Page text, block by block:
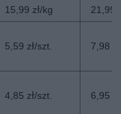
15,99 zł/kg 21,99
5,59 zł/szt. 7,98
4,85 zł/szt. 6,95